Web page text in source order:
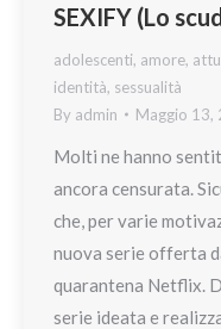
SEXIFY (Lo
adolescenti, amore,
identità, sessualità
By admin Maggio 13,
Molti ne hanno
ancora censurata.
che, per varie
nuova serie offerta
quarantena Netflix.
serie ideata e